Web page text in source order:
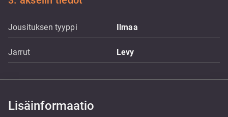
Jousituksen tyyppi Ilmaa
Jarrut Levy
Lisäinformaatio